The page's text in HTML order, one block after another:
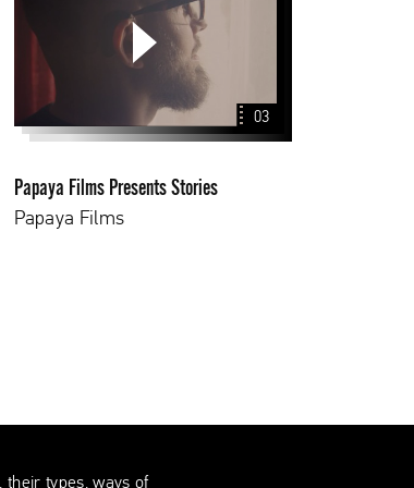
Stories
03
Papaya Films Presents Stories
Papaya Films
types, ways of